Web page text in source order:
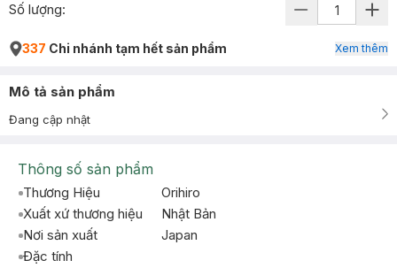
Số lượng:
337 Chi nhánh tạm hết sản phẩm Xem thêm
Mô tả sản phẩm
Đang cập nhật
Thông số sản phẩm
Thương Hiệu
Orihiro
Xuất xứ thương hiệu
Nhật Bản
Nơi sản xuất
Japan
Đặc tính